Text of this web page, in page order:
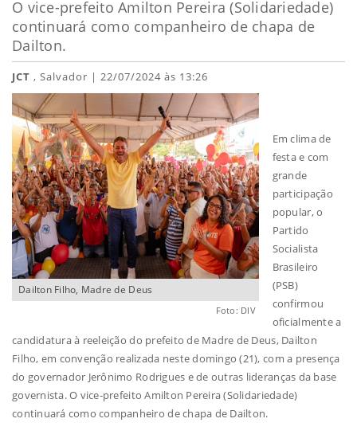
O vice-prefeito Amilton Pereira (Solidariedade)
continuará como companheiro de chapa de
Dailton.
JCT , Salvador | 22/07/2024 às 13:26
Dailton Filho, Madre de Deus
Foto: DIV
Em clima de
festa e com
grande
participação
popular, o
Partido
Socialista
Brasileiro
(PSB)
confirmou
oficialmente a
candidatura à reeleição do prefeito de Madre de Deus, Dailton
Filho, em convenção realizada neste domingo (21), com a presença
do governador Jerônimo Rodrigues e de outras lideranças da base
governista. O vice-prefeito Amilton Pereira (Solidariedade)
continuará como companheiro de chapa de Dailton.